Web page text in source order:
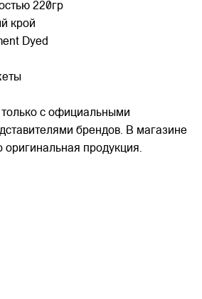
220гр
крой
Dyed
с официальными
брендов. В магазине
оригинальная продукция.